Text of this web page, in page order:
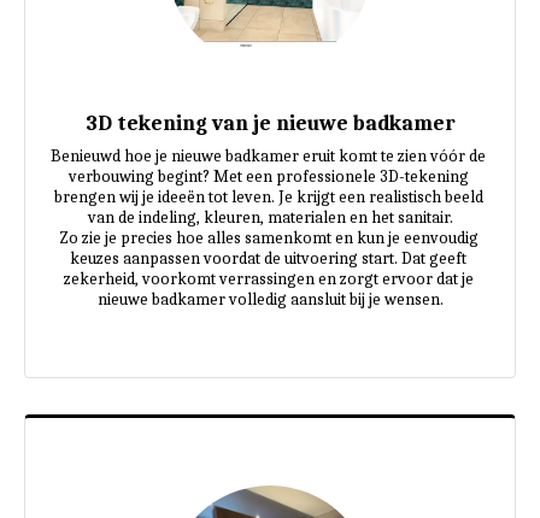
3D tekening van je nieuwe badkamer
Benieuwd hoe je nieuwe badkamer eruit komt te zien vóór de
verbouwing begint? Met een professionele 3D-tekening
brengen wij je ideeën tot leven. Je krijgt een realistisch beeld
van de indeling, kleuren, materialen en het sanitair.
Zo zie je precies hoe alles samenkomt en kun je eenvoudig
keuzes aanpassen voordat de uitvoering start. Dat geeft
zekerheid, voorkomt verrassingen en zorgt ervoor dat je
nieuwe badkamer volledig aansluit bij je wensen.